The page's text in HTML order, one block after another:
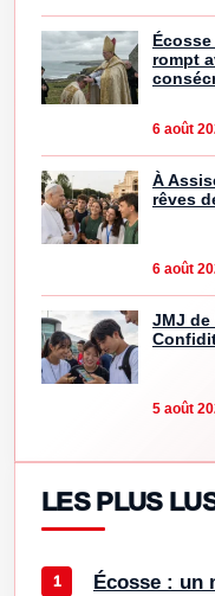
rompt
6 août
À
rêves
6 août
JMJ de
5 août
LES PLUS
Écosse : un